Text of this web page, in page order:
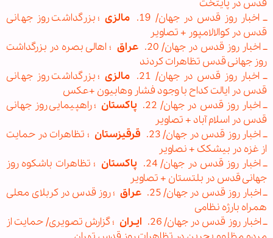
قدس در پایتخت
ــ اخبار روز قدس در جهان/ 19.
مالزی؛ بزرگداشت روز جهانی
قدس در کوالالامپور + تصاویر
ــ اخبار روز قدس در جهان/ 20.
عراق؛ اهالی بصره در بزرگداشت
روز جهانی قدس تظاهرات کردند
ــ اخبار روز قدس در جهان/ 21.
مالزی؛ بزرگداشت روز جهانی
قدس در ایالت کداح با وجود فشار وهابیون +عکس
ــ اخبار روز قدس در جهان/ 22.
پاکستان ؛ راهپیمایی روز جهانی
قدس در اسلام آباد + تصاویر
ــ اخبار روز قدس در جهان/ 23.
قرقیزستان ؛ تظاهرات در حمایت
از غزه در بیشکک + نصاویر
ــ اخبار روز قدس در جهان/ 24.
پاکستان ؛ تظاهرات باشکوه روز
جهانی قدس در بلتستان + تصاویر
ــ اخبار روز قدس در جهان/ 25.
عراق؛ روز قدس در کربلای معلی
همراه بارژه نظامی
ــ اخبار روز قدس در جهان/ 26.
ایـران ؛ گزارش تصویری/ حمایت از